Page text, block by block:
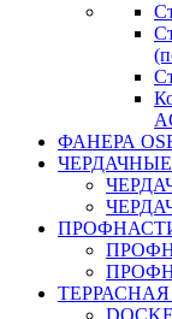
ФАНЕРА
ТЕРРАСНАЯ